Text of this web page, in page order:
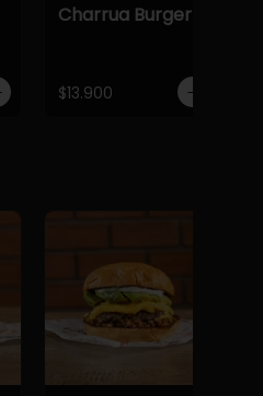
Charrua Burger
$13.900